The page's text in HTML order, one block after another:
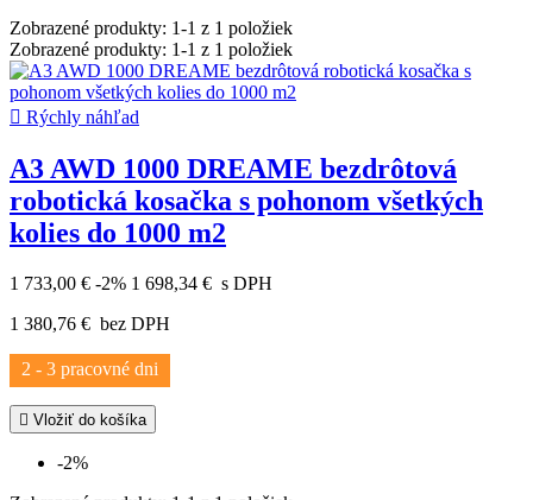
Zobrazené produkty: 1-1 z 1 položiek
Zobrazené produkty: 1-1 z 1 položiek
 Rýchly náhľad
A3 AWD 1000 DREAME bezdrôtová
robotická kosačka s pohonom všetkých
kolies do 1000 m2
1 733,00 € -2% 1 698,34 € s DPH
1 380,76 € bez DPH
2 - 3 pracovné dni
 Vložiť do košíka
-2%